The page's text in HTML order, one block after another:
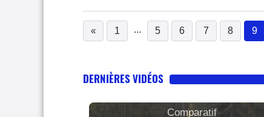
« 1 ... 5 6 7 8 9
DERNIÈRES VIDÉOS
Comparatif